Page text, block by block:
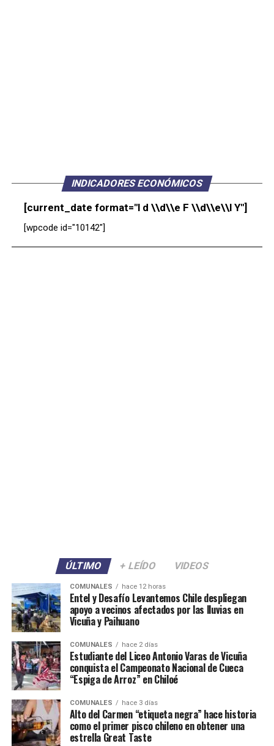
INDICADORES ECONÓMICOS
[current_date format="l d \\d\\e F \\d\\e\\l Y"]
[wpcode id="10142"]
ÚLTIMO + LEÍDO VIDEOS
COMUNALES hace 12 horas
Entel y Desafío Levantemos Chile despliegan
apoyo a vecinos afectados por las lluvias en
Vicuña y Paihuano
COMUNALES hace 2 días
Estudiante del Liceo Antonio Varas de Vicuña
conquista el Campeonato Nacional de Cueca
“Espiga de Arroz” en Chiloé
COMUNALES hace 3 días
Alto del Carmen “etiqueta negra” hace historia
como el primer pisco chileno en obtener una
estrella Great Taste